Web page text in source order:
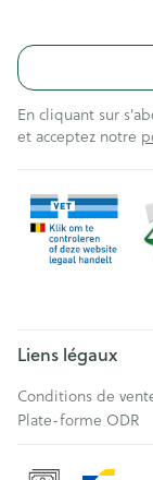
En cliquant sur
et acceptez notre
Liens légaux
Conditions de
Plate-forme ODR